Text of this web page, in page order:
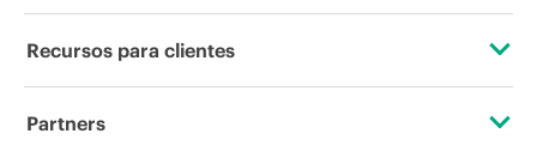
Responsabilidad corporativa
Laboratorios HPE
Software y controladores
Eventos
Recursos para clientes
Contacta con nosotros
Partners